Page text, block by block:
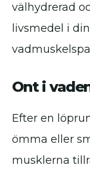
välhydrerad
livsmedel i
Ont i
Efter en
ömma eller
musklerna